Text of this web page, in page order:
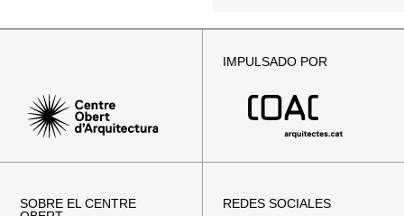
IMPULSADO POR
SOBRE EL CENTRE
REDES SOCIALES